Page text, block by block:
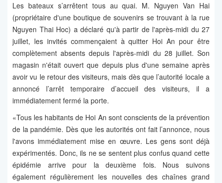
Les bateaux s’arrêtent tous au quai. M. Nguyen Van Hai
(propriétaire d'une boutique de souvenirs se trouvant à la rue
Nguyen Thai Hoc) a déclaré qu'à partir de l'après-midi du 27
juillet, les invités commençaient à quitter Hoi An pour être
complètement absents depuis l'après-midi du 28 juillet. Son
magasin n'était ouvert que depuis plus d'une semaine après
avoir vu le retour des visiteurs, mais dès que l’autorité locale a
annoncé l’arrêt temporaire d’accueil des visiteurs, il a
immédiatement fermé la porte.
«Tous les habitants de Hoi An sont conscients de la prévention
de la pandémie. Dès que les autorités ont fait l’annonce, nous
l'avons immédiatement mise en œuvre. Les gens sont déjà
expérimentés. Donc, ils ne se sentent plus confus quand cette
épidémie arrive pour la deuxième fois. Nous suivons
également régulièrement les nouvelles des chaînes grand